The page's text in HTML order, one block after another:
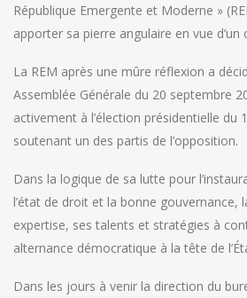
République Emergente et Moderne »
apporter sa pierre angulaire en vue
La REM après une mûre réflexion a
Assemblée Générale du 20 septembre
activement à l’élection présidentielle du
soutenant un des partis de l’opposition.
Dans la logique de sa lutte pour
l’état de droit et la bonne gouvernance,
expertise, ses talents et stratégies à
alternance démocratique à la tête de
Dans les jours à venir la direction du